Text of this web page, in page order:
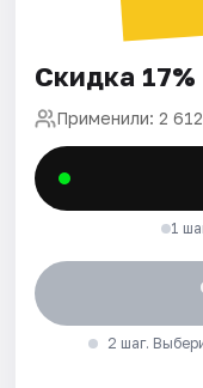
Скидка
Применили: 2
1
2 шаг.